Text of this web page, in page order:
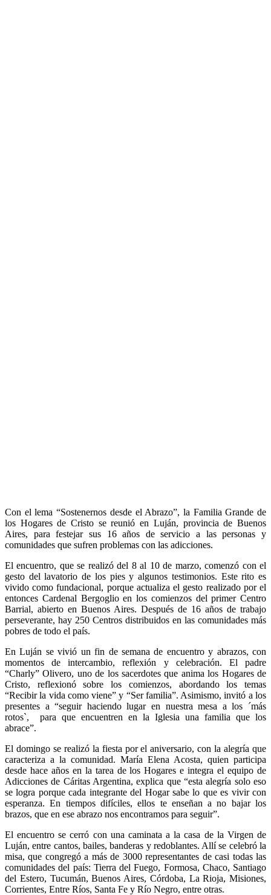
Con el lema “Sostenernos desde el Abrazo”, la Familia Grande de
los Hogares de Cristo se reunió en Luján, provincia de Buenos
Aires, para festejar sus 16 años de servicio a las personas y
comunidades que sufren problemas con las adicciones.
El encuentro, que se realizó del 8 al 10 de marzo, comenzó con el
gesto del lavatorio de los pies y algunos testimonios. Este rito es
vivido como fundacional, porque actualiza el gesto realizado por el
entonces Cardenal Bergoglio en los comienzos del primer Centro
Barrial, abierto en Buenos Aires. Después de 16 años de trabajo
perseverante, hay 250 Centros distribuidos en las comunidades más
pobres de todo el país.
En Luján se vivió un fin de semana de encuentro y abrazos, con
momentos de intercambio, reflexión y celebración. El padre
“Charly” Olivero, uno de los sacerdotes que anima los Hogares de
Cristo, reflexionó sobre los comienzos, abordando los temas
“Recibir la vida como viene” y “Ser familia”. Asimismo, invitó a los
presentes a “seguir haciendo lugar en nuestra mesa a los ´más
rotos`, para que encuentren en la Iglesia una familia que los
abrace”.
El domingo se realizó la fiesta por el aniversario, con la alegría que
caracteriza a la comunidad. María Elena Acosta, quien participa
desde hace años en la tarea de los Hogares e integra el equipo de
Adicciones de Cáritas Argentina, explica que “esta alegría solo eso
se logra porque cada integrante del Hogar sabe lo que es vivir con
esperanza. En tiempos difíciles, ellos te enseñan a no bajar los
brazos, que en ese abrazo nos encontramos para seguir”.
El encuentro se cerró con una caminata a la casa de la Virgen de
Luján, entre cantos, bailes, banderas y redoblantes. Allí se celebró la
misa, que congregó a más de 3000 representantes de casi todas las
comunidades del país: Tierra del Fuego, Formosa, Chaco, Santiago
del Estero, Tucumán, Buenos Aires, Córdoba, La Rioja, Misiones,
Corrientes, Entre Ríos, Santa Fe y Río Negro, entre otras.